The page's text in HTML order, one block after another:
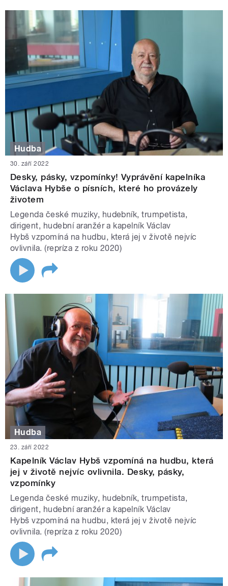
Hudba
30. září 2022
Desky, pásky, vzpomínky! Vyprávění kapelníka
Václava Hybše o písních, které ho provázely
životem
Legenda české muziky, hudebník, trumpetista,
dirigent, hudební aranžér a kapelník Václav
Hybš vzpomíná na hudbu, která jej v životě nejvíc
ovlivnila. (repríza z roku 2020)
Hudba
23. září 2022
Kapelník Václav Hybš vzpomíná na hudbu, která
jej v životě nejvíc ovlivnila. Desky, pásky,
vzpomínky
Legenda české muziky, hudebník, trumpetista,
dirigent, hudební aranžér a kapelník Václav
Hybš vzpomíná na hudbu, která jej v životě nejvíc
ovlivnila. (repríza z roku 2020)